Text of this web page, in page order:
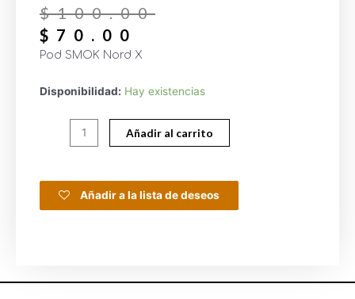
$100.00
$ 70.00
Pod SMOK Nord X
Disponibilidad: Hay existencias
Añadir al carrito
Añadir a la lista de deseos